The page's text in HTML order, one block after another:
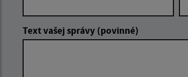
Text vašej správy (povinné)